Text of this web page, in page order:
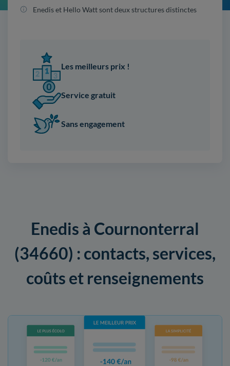
Enedis et Hello Watt sont deux structures distinctes
Les meilleurs prix !
Service gratuit
Sans engagement
Enedis à Cournonterral
(34660) : contacts, services,
coûts et renseignements